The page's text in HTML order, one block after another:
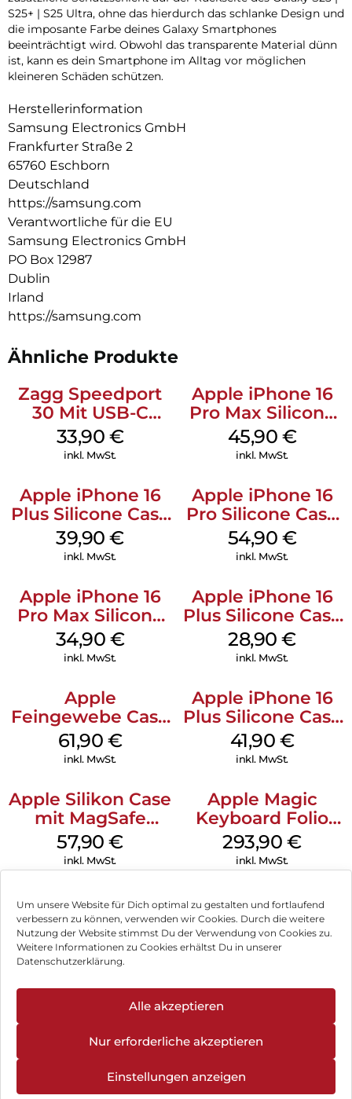
Um unsere Website für Dich optimal zu gestalten und fortlaufend
verbessern zu können, verwenden wir Cookies. Durch die weitere
Nutzung der Website stimmst Du der Verwendung von Cookies zu.
Weitere Informationen zu Cookies erhältst Du in unserer
Datenschutzerklärung.
Alle akzeptieren
Nur erforderliche akzeptieren
Einstellungen anzeigen
S25+ | S25 Ultra, ohne das hierdurch das schlanke Design und
die imposante Farbe deines Galaxy Smartphones
beeinträchtigt wird. Obwohl das transparente Material dünn
ist, kann es dein Smartphone im Alltag vor möglichen
kleineren Schäden schützen.
Herstellerinformation
Samsung Electronics GmbH
Frankfurter Straße 2
65760 Eschborn
Deutschland
https://samsung.com
Verantwortliche für die EU
Samsung Electronics GmbH
PO Box 12987
Dublin
Irland
https://samsung.com
Ähnliche Produkte
Zagg Speedport
30 Mit USB-C
Kabel Weiß
33,90 €
inkl. MwSt.
Apple iPhone 16
Pro Max Silicone
Case MagSafe
Ultramarine
45,90 €
inkl. MwSt.
Apple iPhone 16
Plus Silicone Case
MagSafe Plum
39,90€
inkl. MwSt.
Apple iPhone 16
Pro Silicone Case
MagSafe Black
54,90 €
inkl. MwSt.
Apple iPhone 16
Pro Max Silicone
Case MagSafe
Denim
34,90 €
inkl. MwSt.
Apple iPhone 16
Plus Silicone Case
MagSafe Black
28,90€
inkl. MwSt.
Apple
Feingewebe Case
iPhone 15 Pro
MagSafe Schwarz
61,90 €
inkl. MwSt.
Apple iPhone 16
Plus Silicone Case
MagSafe Stone
Gray
41,90 €
inkl. MwSt.
Apple Silikon Case
mit MagSafe
iPhone 14 Pro
(PRODUCT)RED
57,90€
inkl. MwSt.
Apple Magic
Keyboard Folio
iPad 10.9″ (10.Gen.)
Weiß
293,90€
inkl. MwSt.
Impressum
Hinweis zur Batterieentsorgung
Newsletter